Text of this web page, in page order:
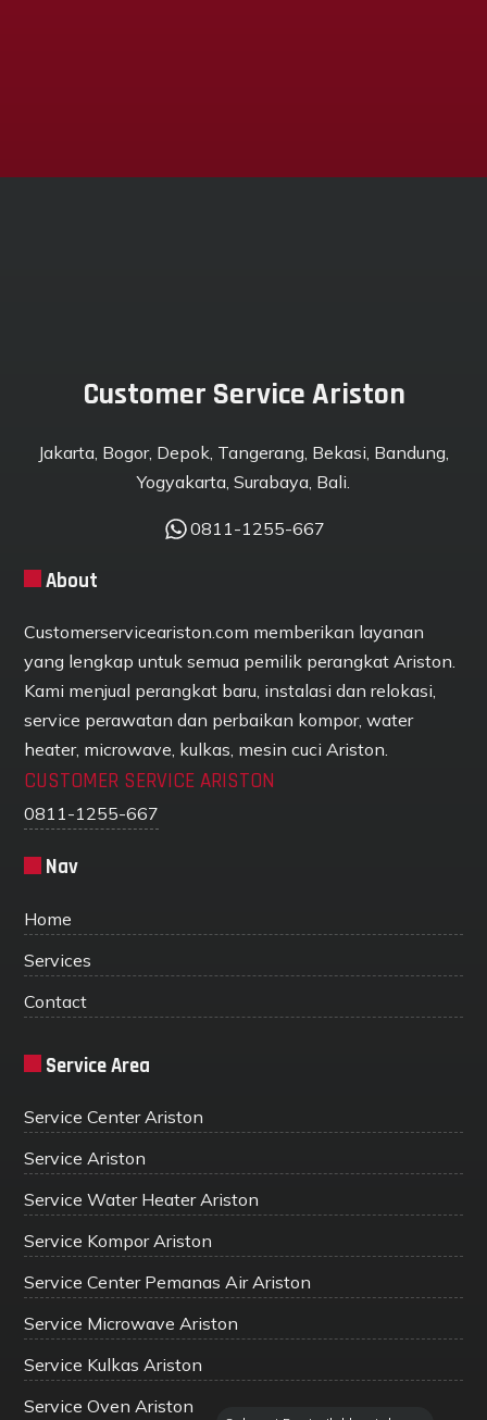
Customer Service Ariston
Jakarta, Bogor, Depok, Tangerang, Bekasi, Bandung,
Yogyakarta, Surabaya, Bali.
0811-1255-667
About
Customerserviceariston.com memberikan layanan
yang lengkap untuk semua pemilik perangkat Ariston.
Kami menjual perangkat baru, instalasi dan relokasi,
service perawatan dan perbaikan kompor, water
heater, microwave, kulkas, mesin cuci Ariston.
CUSTOMER SERVICE ARISTON
0811-1255-667
Nav
Home
Services
Contact
Service Area
Service Center Ariston
Service Ariston
Service Water Heater Ariston
Service Kompor Ariston
Service Center Pemanas Air Ariston
Service Microwave Ariston
Service Kulkas Ariston
Service Oven Ariston